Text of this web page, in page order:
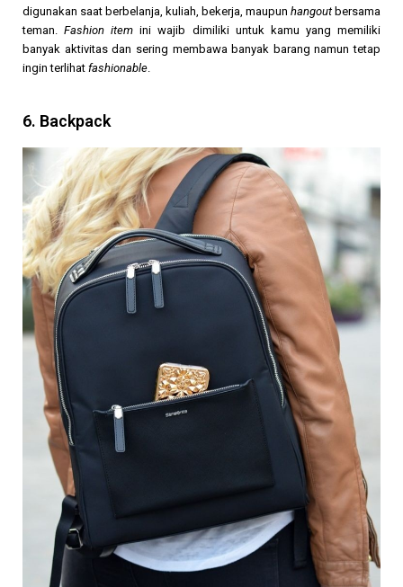
digunakan saat berbelanja, kuliah, bekerja, maupun hangoutbersama
teman.Fashion item ini wajib dimiliki untuk kamu yang memiliki
banyak aktivitas dan sering membawa banyak barang namun tetap
ingin terlihat fashionable
6. Backpack